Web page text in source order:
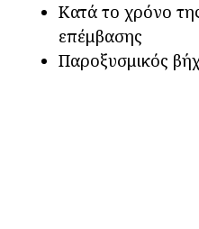
Κατά το χρόνο
επέμβασης
Παροξυσμικός